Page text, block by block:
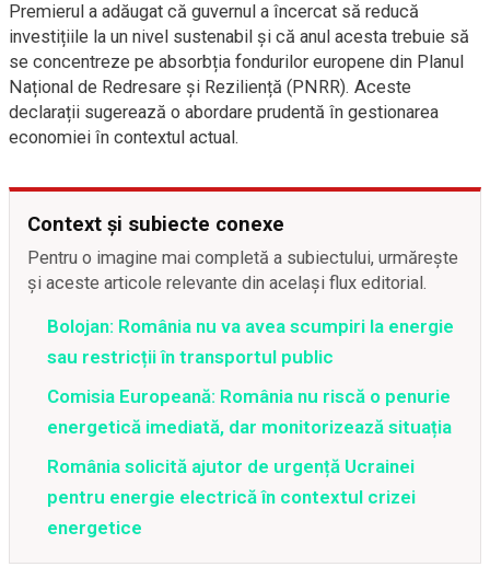
Premierul a adăugat că guvernul a încercat să reducă
investițiile la un nivel sustenabil și că anul acesta trebuie să
se concentreze pe absorbția fondurilor europene din Planul
Național de Redresare și Reziliență (PNRR). Aceste
declarații sugerează o abordare prudentă în gestionarea
economiei în contextul actual.
Context și subiecte conexe
Pentru o imagine mai completă a subiectului, urmărește
și aceste articole relevante din același flux editorial.
Bolojan: România nu va avea scumpiri la energie
sau restricții în transportul public
Comisia Europeană: România nu riscă o penurie
energetică imediată, dar monitorizează situația
România solicită ajutor de urgență Ucrainei
pentru energie electrică în contextul crizei
energetice